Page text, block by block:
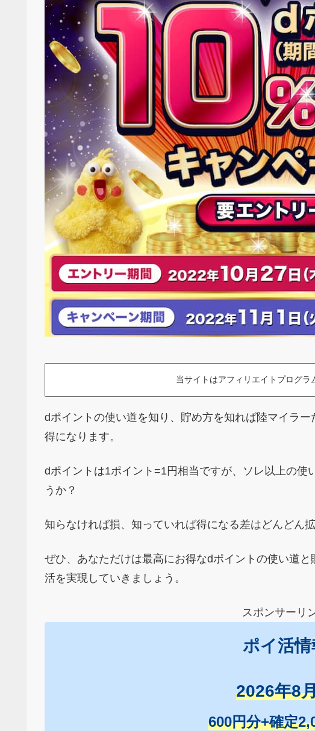
当サイトはアフィリエイトプログラ
dポイントの使い道を知り、貯め方を知れば陸マイラ
得になります。
dポイントは1ポイント=1円相当ですが、ソレ以上の使
うか？
知らなければ損、知っていれば得になる差はどんどん
ぜひ、あなただけは最高にお得なdポイントの使い道
活を実現していきましょう。
スポンサーリ
ポイ活情
2026年8
600円分+確定